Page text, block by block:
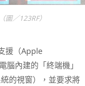
／123RF）
援（Apple
內建的「終端機」
的視窗），並要求將